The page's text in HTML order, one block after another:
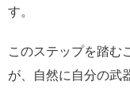
す。
このステップを踏む
が、自然に自分の武